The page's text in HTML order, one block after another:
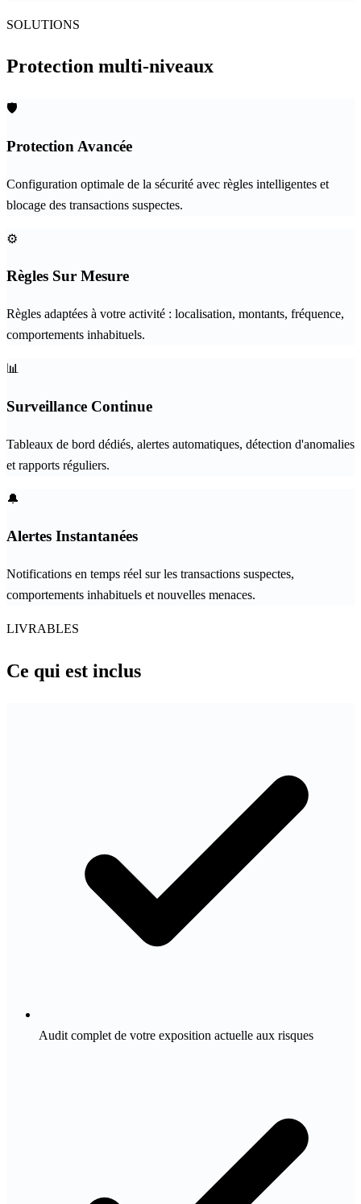
SOLUTIONS
Protection multi-niveaux
🛡️
Protection Avancée
Configuration optimale de la sécurité avec règles intelligentes et
blocage des transactions suspectes.
⚙️
Règles Sur Mesure
Règles adaptées à votre activité : localisation, montants, fréquence,
comportements inhabituels.
📊
Surveillance Continue
Tableaux de bord dédiés, alertes automatiques, détection d'anomalies
et rapports réguliers.
🔔
Alertes Instantanées
Notifications en temps réel sur les transactions suspectes,
comportements inhabituels et nouvelles menaces.
LIVRABLES
Ce qui est inclus
Audit complet de votre exposition actuelle aux risques